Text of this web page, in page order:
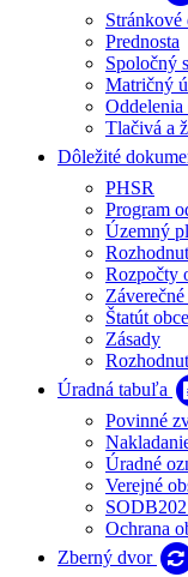
Prednosta
Spoločný
Matričný
Tlačivá a
Dôležité
PHSR
Program
Územný
Rozpočty
Štatút obce
Zásady
Úradná tabuľa
Povinné
Úradné
Verejné
Ochrana
Zberný dvor